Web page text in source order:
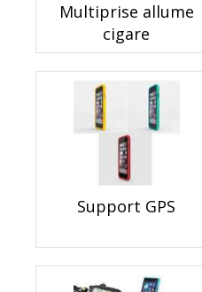
Multiprise allume
cigare
Support GPS